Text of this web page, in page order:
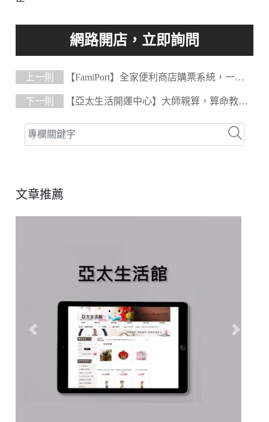
文章推薦
Previous Next
上一則
【FamiPort】全家便利商店購票系統，一指
下一則
【亞太生活開運中心】大師親算，算命教學